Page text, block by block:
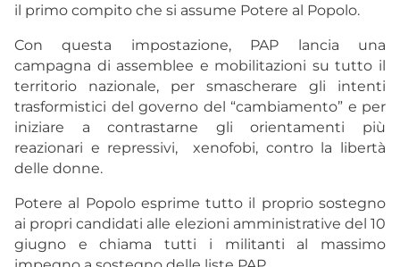
il primo compito che si assume Potere al Popolo.
Con questa impostazione, PAP lancia una
campagna di assemblee e mobilitazioni su tutto il
territorio nazionale, per smascherare gli intenti
trasformistici del governo del “cambiamento” e per
iniziare a contrastarne gli orientamenti più
reazionari e repressivi, xenofobi, contro la libertà
delle donne.
Potere al Popolo esprime tutto il proprio sostegno
ai propri candidati alle elezioni amministrative del 10
giugno e chiama tutti i militanti al massimo